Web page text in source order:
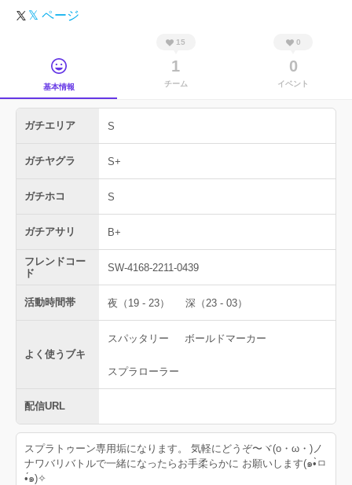
𝕏 ページ
基本情報
15
1
チーム
0
0
イベント
ガチエリア S
ガチヤグラ S+
ガチホコ S
ガチアサリ B+
フレンドコー
ド
SW-4168-2211-0439
活動時間帯 夜（19 - 23） 深（23 - 03）
よく使うブキ
スパッタリー ボールドマーカー
スプラローラー
配信URL
スプラトゥーン専用垢になります。 気軽にどうぞ〜ヾ(o・ω・)ノ
ナワバリバトルで一緒になったらお手柔らかに お願いします(๑•̀ㅁ
•́๑)✧